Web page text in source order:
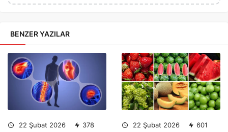
BENZER YAZILAR
22 Şubat 2026 378 22 Şubat 2026 601